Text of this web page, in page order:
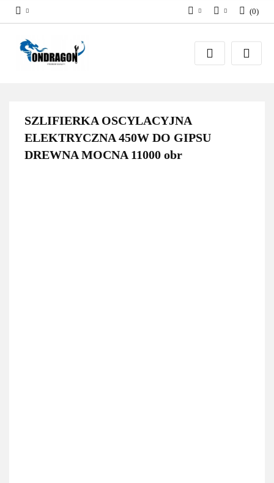
PLNZaloguj się
Załóż konto
(0)
SZLIFIERKA OSCYLACYJNA
ELEKTRYCZNA 450W DO GIPSU
DREWNA MOCNA 11000 obr